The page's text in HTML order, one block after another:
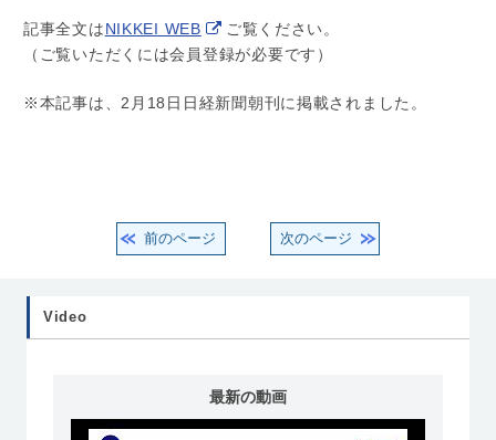
記事全文は NIKKEI WEB
ご覧ください。
（ご覧いただくには会員登録が必要です）
※本記事は、2月18日日経新聞朝刊に掲載されました。
前のページ 次のページ
Video
最新の動画